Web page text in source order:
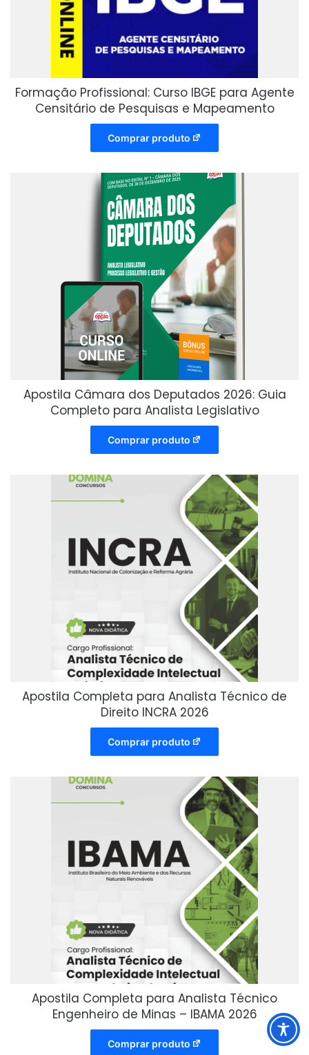
Formação Profissional: Curso IBGE para Agente
Censitário de Pesquisas e Mapeamento
Comprar produto
Apostila Câmara dos Deputados 2026: Guia
Completo para Analista Legislativo
Comprar produto
Apostila Completa para Analista Técnico de
Direito INCRA 2026
Comprar produto
Apostila Completa para Analista Técnico
Engenheiro de Minas – IBAMA 2026
Comprar produto